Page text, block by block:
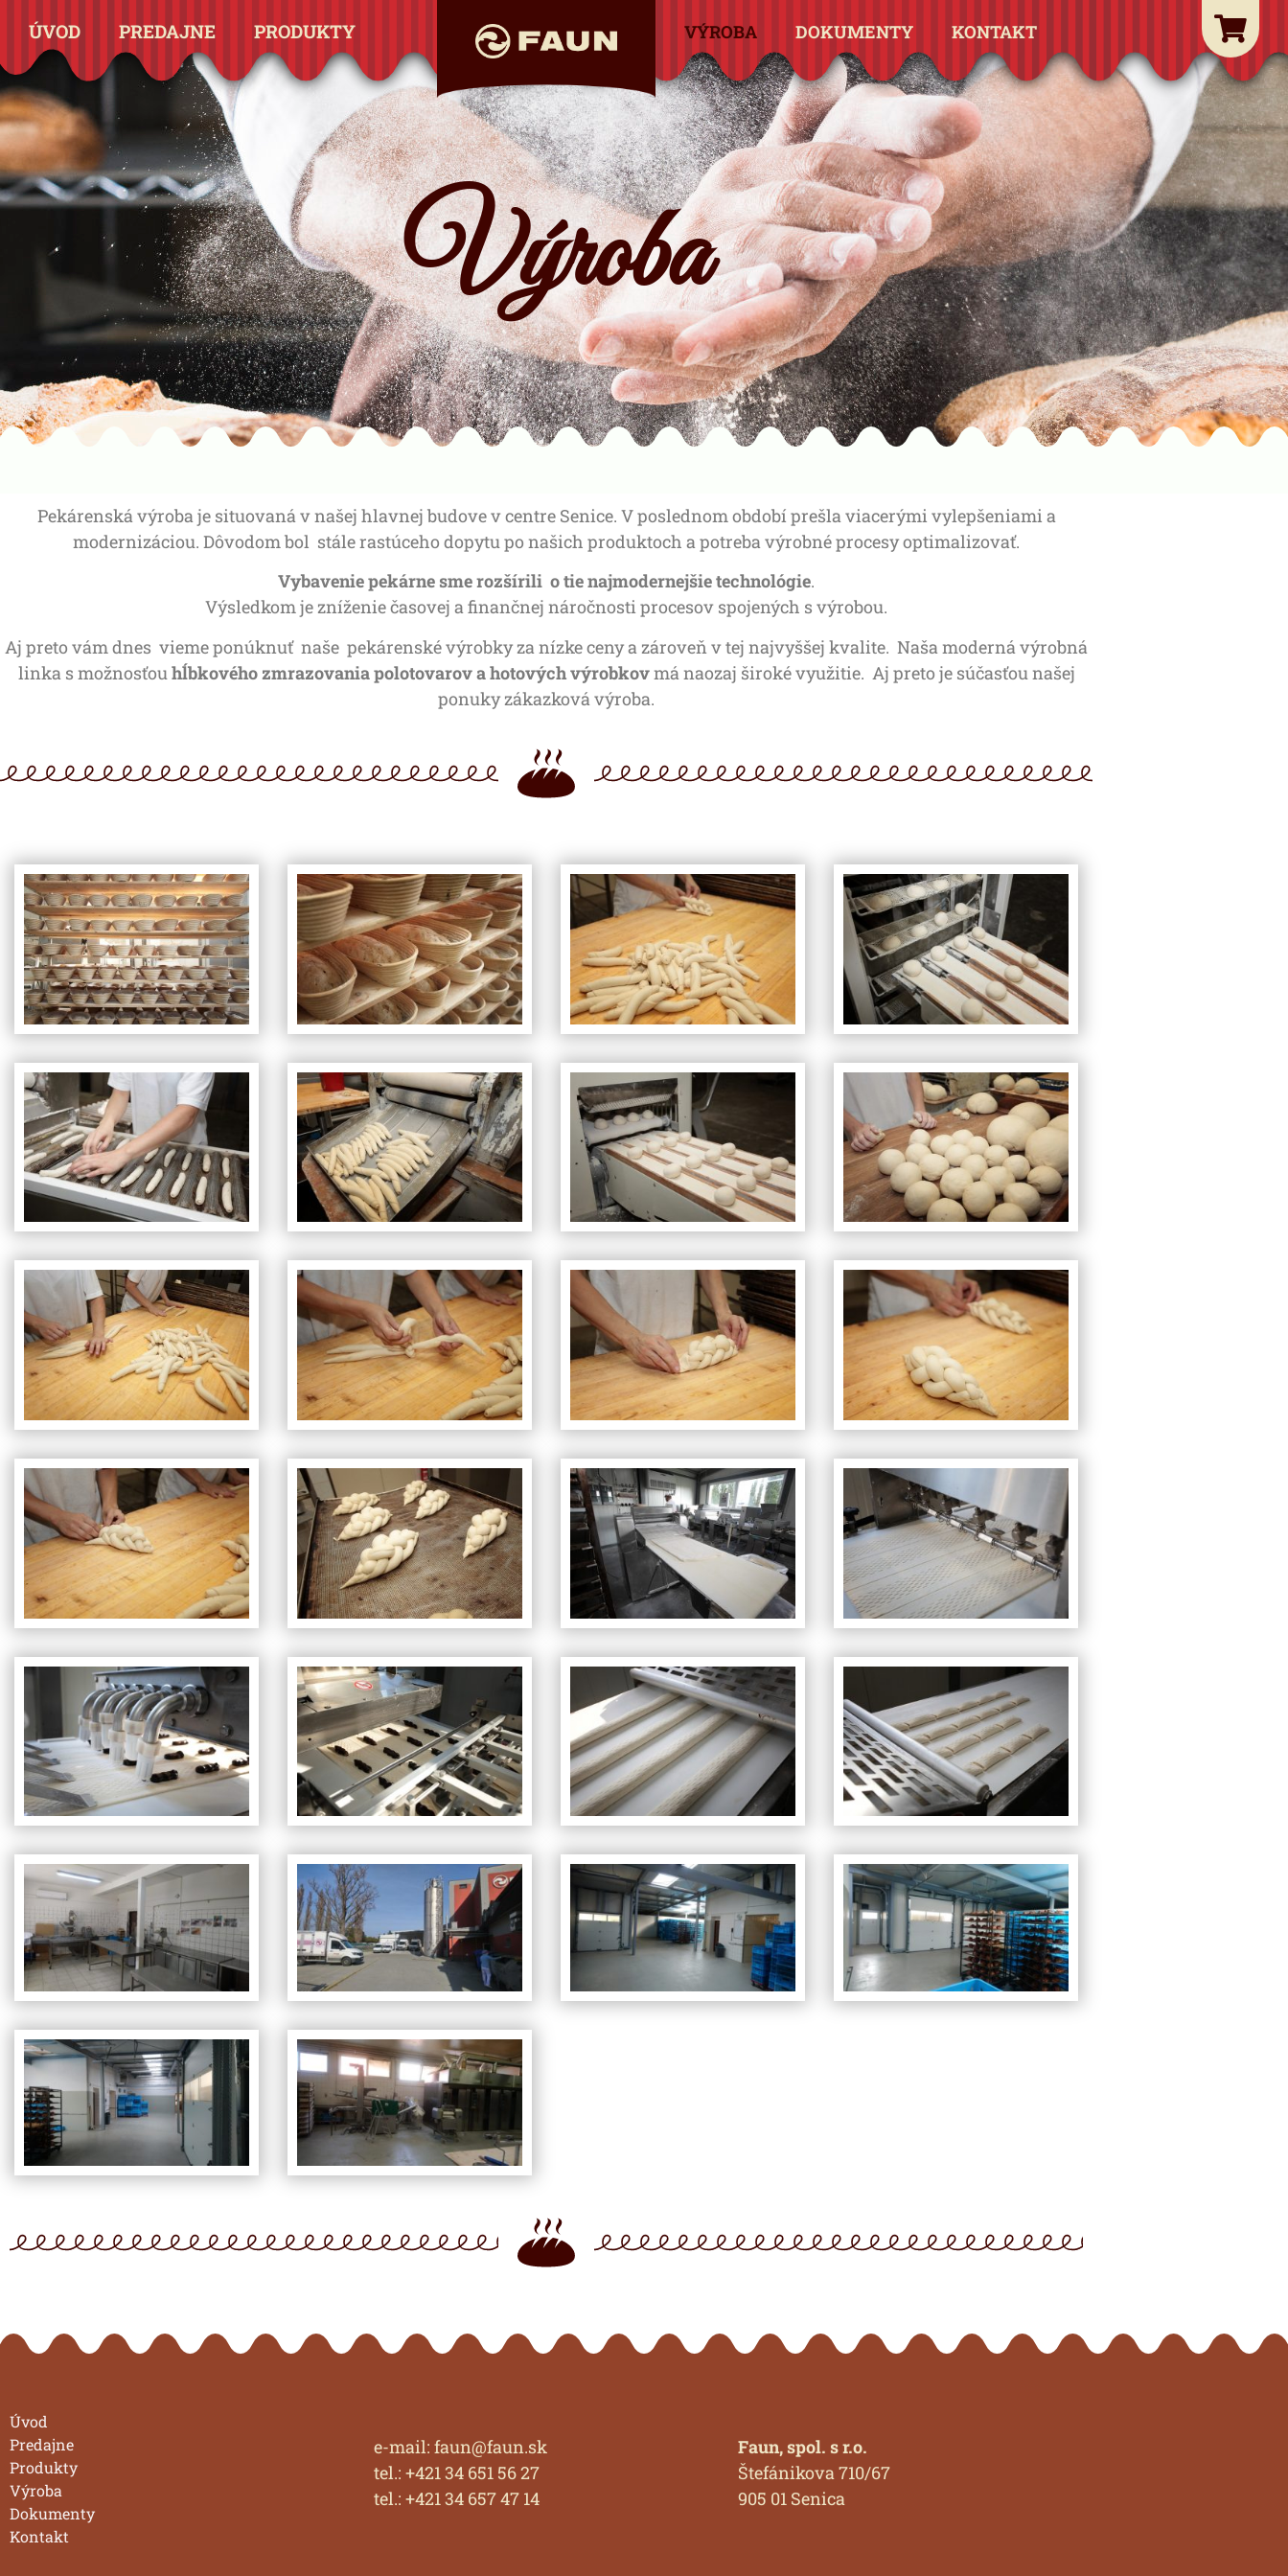
ÚVOD PREDAJNE PRODUKTY VÝROBA DOKUMENTY KONTAKT
Výroba
Pekárenská výroba je situovaná v našej hlavnej budove v centre Senice. V poslednom období prešla viacerými vylepšeniami a
modernizáciou. Dôvodom bol stále rastúceho dopytu po našich produktoch a potreba výrobné procesy optimalizovať.
Vybavenie pekárne sme rozšírili o tie najmodernejšie technológie.
Výsledkom je zníženie časovej a finančnej náročnosti procesov spojených s výrobou.
Aj preto vám dnes vieme ponúknuť naše pekárenské výrobky za nízke ceny a zároveň v tej najvyššej kvalite. Naša moderná výrobná
linka s možnosťou hĺbkového zmrazovania polotovarov a hotových výrobkovmá naozaj široké využitie. Aj preto je súčasťou našej
ponuky zákazková výroba.
Úvod
Predajne
Produkty
Výroba
Dokumenty
Kontakt
e-mail: faun@faun.sk
tel.: +421 34 651 56 27
tel.: +421 34 657 47 14
Faun, spol. s r.o.
Štefánikova 710/67
905 01 Senica